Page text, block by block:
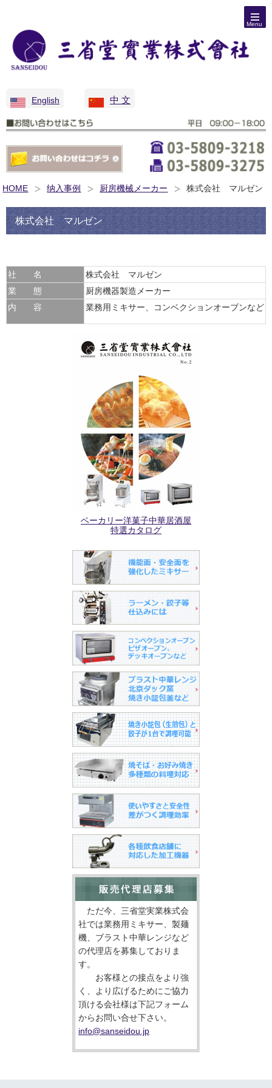
English 中 文
Menu
HOME 纳入事例 厨房機械メーカー 株式会社 マルゼン
株式会社 マルゼン
社 名
株式会社 マルゼン
業 態
厨房機器製造メーカー
内 容
業務用ミキサー、コンベクションオーブンなど
ベーカリー洋菓子中華居酒屋
特選カタログ
ただ今、三省堂実業株式会
社では業務用ミキサー、製麺
機、ブラスト中華レンジなど
の代理店を募集しておりま
す。
お客様との接点をより強
く、より広げるためにご協力
頂ける会社様は下記フォーム
からお問い合せ下さい。
info@sanseidou.jp